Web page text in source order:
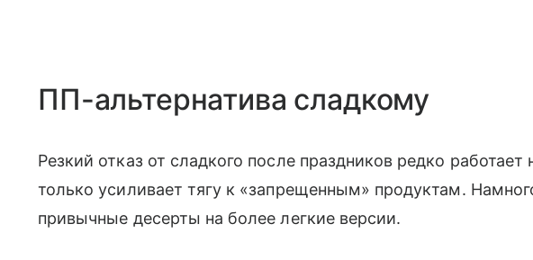
ПП-альтернатива сладкому
Резкий отказ от сладкого после праздников редко
только усиливает тягу к «запрещенным» продуктам.
привычные десерты на более легкие версии.